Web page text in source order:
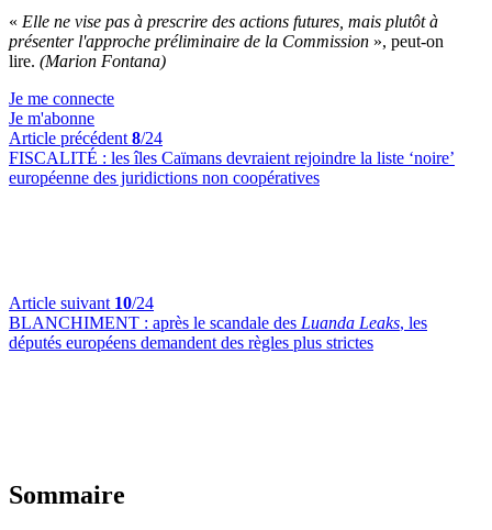
« Elle ne vise pas à prescrire des actions futures, mais plutôt à
présenter l'approche préliminaire de la Commission », peut-on
lire. (Marion Fontana)
Je me connecte
Je m'abonne
Article précédent 8/24
FISCALITÉ : les îles Caïmans devraient rejoindre la liste ‘noire’
européenne des juridictions non coopératives
Article suivant 10/24
BLANCHIMENT : après le scandale des Luanda Leaks, les
députés européens demandent des règles plus strictes
Sommaire